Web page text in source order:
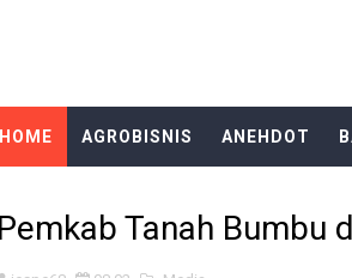
Percaya Tuhan Atau
Status Pekerjaan di Kolom
Jalan Alternatif Km 171
HOME AGROBISNIS ANEHDOT
Pemkab Tanah Bumbu